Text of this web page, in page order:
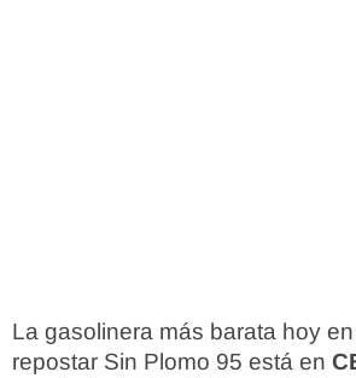
La gasolinera más barata hoy
repostar Sin Plomo 95 está en